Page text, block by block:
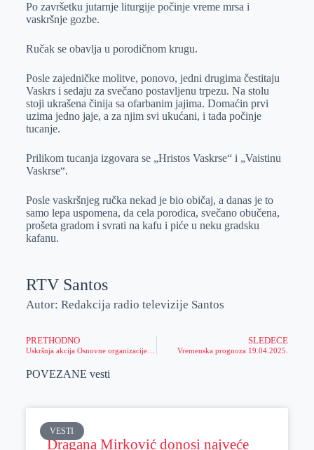
Po završetku jutarnje liturgije počinje vreme mrsa i
vaskršnje gozbe.
Ručak se obavlja u porodičnom krugu.
Posle zajedničke molitve, ponovo, jedni drugima čestitaju
Vaskrs i sedaju za svečano postavljenu trpezu. Na stolu
stoji ukrašena činija sa ofarbanim jajima. Domaćin prvi
uzima jedno jaje, a za njim svi ukućani, i tada počinje
tucanje.
Prilikom tucanja izgovara se „Hristos Vaskrse“ i „Vaistinu
Vaskrse“.
Posle vaskršnjeg ručka nekad je bio običaj, a danas je to
samo lepa uspomena, da cela porodica, svečano obučena,
prošeta gradom i svrati na kafu i piće u neku gradsku
kafanu.
RTV Santos
Autor: Redakcija radio televizije Santos
PRETHODNO
Uskršnja akcija Osnovne organizacije Crvenog krsta Gradnulica
SLEDEĆE
Vremenska prognoza 19.04.2025.
POVEZANE vesti
VESTI
Dragana Mirković donosi najveće